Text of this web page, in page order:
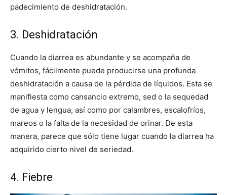
padecimiento de deshidratación.
3. Deshidratación
Cuando la diarrea es abundante y se acompaña de
vómitos, fácilmente puede producirse una profunda
deshidratación a causa de la pérdida de líquidos. Esta se
manifiesta como cansancio extremo, sed o la sequedad
de agua y lengua, así como por calambres, escalofríos,
mareos o la falta de la necesidad de orinar. De esta
manera, parece que sólo tiene lugar cuando la diarrea ha
adquirido cierto nivel de seriedad.
4. Fiebre